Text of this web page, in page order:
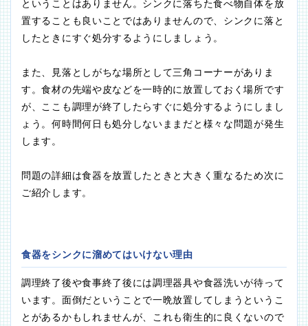
ということはありません。シンクに落ちた食べ物自体を放
置することも良いことではありませんので、シンクに落と
したときにすぐ処分するようにしましょう。
また、見落としがちな場所として三角コーナーがありま
す。食材の先端や皮などを一時的に放置しておく場所です
が、ここも調理が終了したらすぐに処分するようにしまし
ょう。何時間何日も処分しないままだと様々な問題が発生
します。
問題の詳細は食器を放置したときと大きく重なるため次に
ご紹介します。
食器をシンクに溜めてはいけない理由
調理終了後や食事終了後には調理器具や食器洗いが待って
います。面倒だということで一晩放置してしまうというこ
とがあるかもしれませんが、これも衛生的に良くないので